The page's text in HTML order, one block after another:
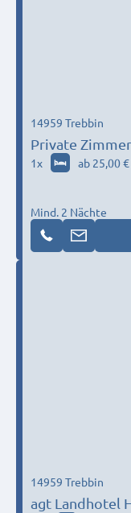
Private
14959 Trebbin
1x ab 25,00 €
Mind. 2 Nächte
agt Landhotel
14959 Trebbin